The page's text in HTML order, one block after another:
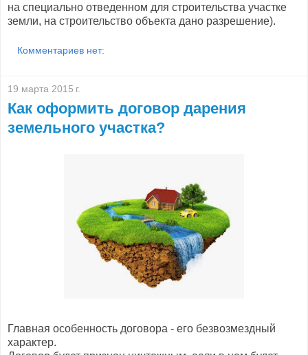
на специально отведенном для строительства участке
земли, на строительство объекта дано разрешение).
Комментариев нет:
19 марта 2015 г.
Как оформить договор дарения
земельного участка?
Главная особенность договора - его безвозмездный
характер.